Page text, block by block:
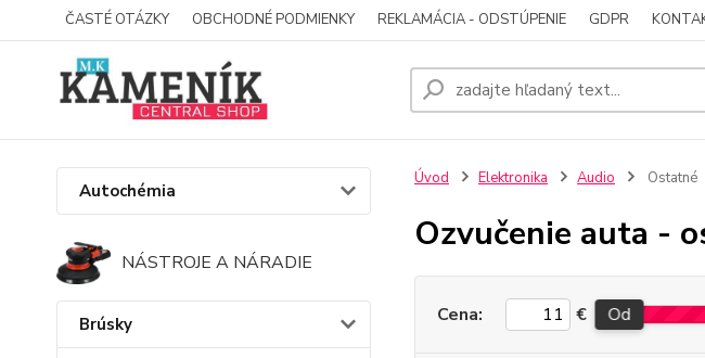
ČASTÉ OTÁZKY OBCHODNÉ PODMIENKY REKLAMÁCIA - ODSTÚPENIE GDPR
Autochémia
NÁSTROJE A NÁRADIE
Brúsky
Úvod Elektronika Audio Ostatné
Ozvučenie auta -
Cena: € Od